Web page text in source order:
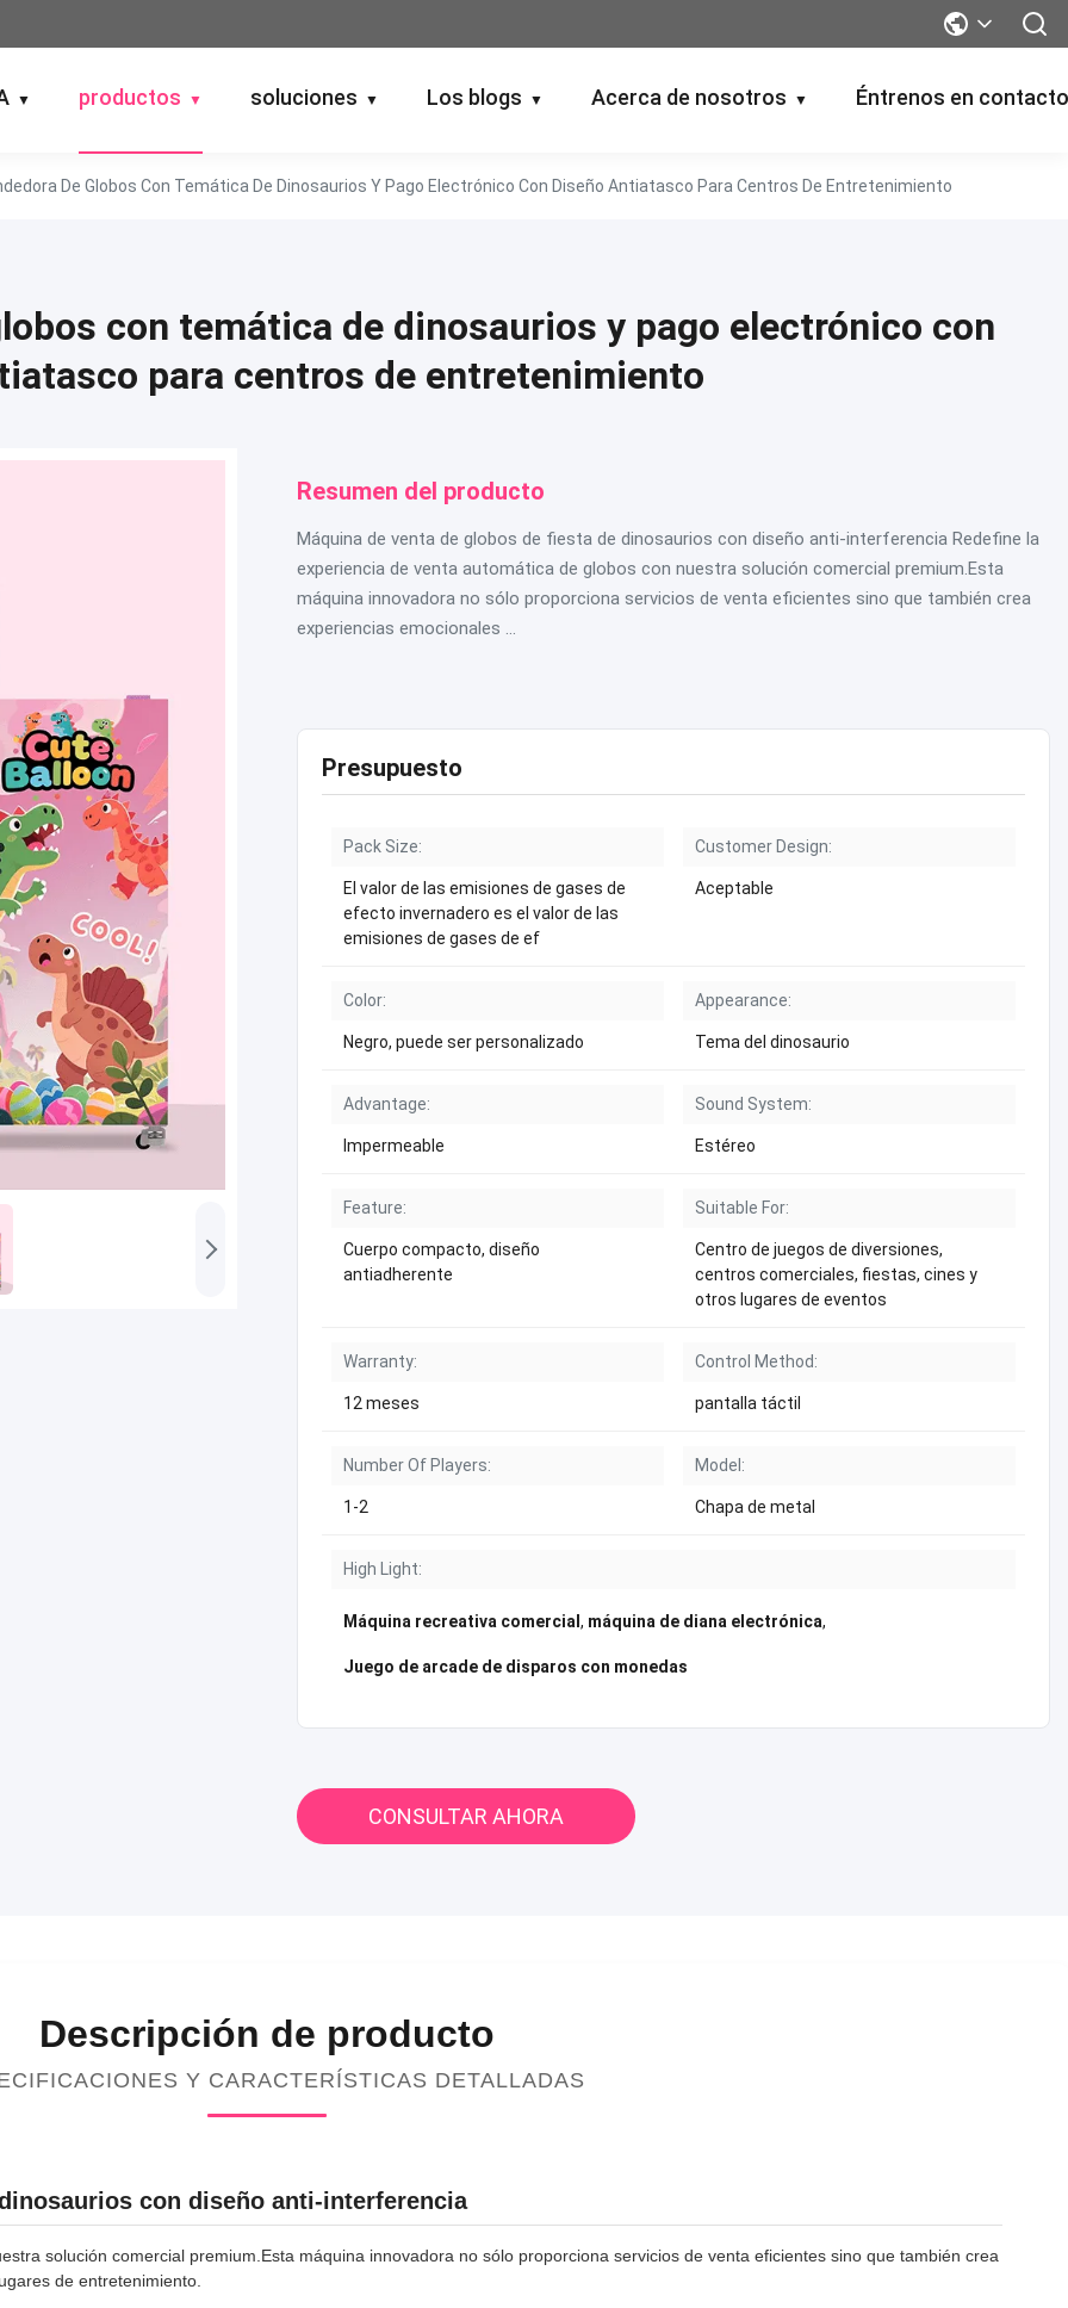
▼ productos ▼ soluciones ▼ Los blogs ▼ Acerca de nosotros ▼ Éntrenos en
De Globos Con Temática De Dinosaurios Y Pago Electrónico Con Diseño Antiatasco Para Centros De Entretenimiento
con temática de dinosaurios y pago electrónico con
para centros de entretenimiento
Resumen del producto
Máquina de venta de globos de fiesta de dinosaurios con diseño anti-interferencia Redefine la
experiencia de venta automática de globos con nuestra solución comercial premium.Esta
máquina innovadora no sólo proporciona servicios de venta eficientes sino que también crea
experiencias emocionales ...
Presupuesto
Pack Size:
El valor de las emisiones de gases de
efecto invernadero es el valor de las
emisiones de gases de ef
Customer Design:
Aceptable
Color:
Negro, puede ser personalizado
Appearance:
Tema del dinosaurio
Advantage:
Impermeable
Sound System:
Estéreo
Feature:
Cuerpo compacto, diseño
antiadherente
Suitable For:
Centro de juegos de diversiones,
centros comerciales, fiestas, cines y
otros lugares de eventos
Warranty:
12 meses
Control Method:
pantalla táctil
Number Of Players:
1-2
Model:
Chapa de metal
High Light:
Máquina recreativa comercial , máquina de diana electrónica,
Juego de arcade de disparos con monedas
CONSULTAR AHORA
Descripción de producto
Y CARACTERÍSTICAS DETALLADAS
con diseño anti-interferencia
solución comercial premium.Esta máquina innovadora no sólo proporciona servicios de venta eficientes sino que también crea
de entretenimiento.